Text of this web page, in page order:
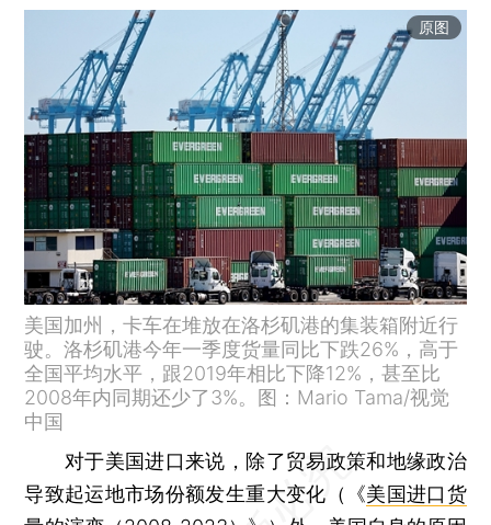
原图
美国加州，卡车在堆放在洛杉矶港的集装箱附近行
驶。洛杉矶港今年一季度货量同比下跌26%，高于
全国平均水平，跟2019年相比下降12%，甚至比
2008年内同期还少了3%。图：Mario Tama/视觉
中国
对于美国进口来说，除了贸易政策和地缘政治
导致起运地市场份额发生重大变化（《美国进口货